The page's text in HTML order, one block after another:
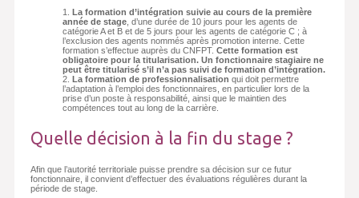
La formation d’intégration suivie au cours de la première
année de stage, d’une durée de 10 jours pour les agents de
catégorie A et B et de 5 jours pour les agents de catégorie C ; à
l’exclusion des agents nommés après promotion interne. Cette
formation s’effectue auprès du CNFPT. Cette formation est
obligatoire pour la titularisation. Un fonctionnaire stagiaire ne
peut être titularisé s’il n’a pas suivi de formation d’intégration.
La formation de professionnalisation qui doit permettre
l’adaptation à l’emploi des fonctionnaires, en particulier lors de la
prise d’un poste à responsabilité, ainsi que le maintien des
compétences tout au long de la carrière.
Quelle décision à la fin du stage ?
Afin que l’autorité territoriale puisse prendre sa décision sur ce futur
fonctionnaire, il convient d’effectuer des évaluations régulières durant la
période de stage.